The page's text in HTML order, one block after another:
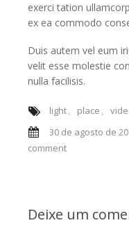
exerci tation
ex ea commodo
Duis autem vel eum
velit esse molestie
nulla facilisis.
light place
30 de agosto de
comment
Deixe um